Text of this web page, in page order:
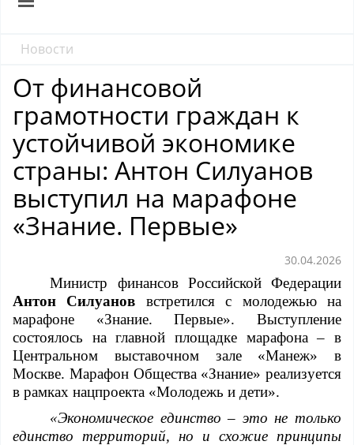
Новости
От финансовой
грамотности граждан к
устойчивой экономике
страны: Антон Силуанов
выступил на марафоне
«Знание. Первые»
30.04.2026
Министр финансов Российской Федерации
Антон Силуанов встретился с молодежью на
марафоне «Знание. Первые». Выступление
состоялось на главной площадке марафона – в
Центральном выставочном зале «Манеж» в
Москве. Марафон Общества «Знание» реализуется
в рамках нацпроекта «Молодежь и дети».
«Экономическое единство – это не только
единство территорий, но и схожие принципы